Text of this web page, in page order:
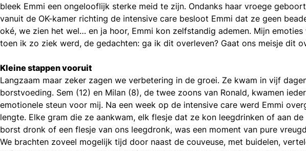
bleek Emmi een ongelooflijk sterke meid te zijn. Ondanks haar vroege
vanuit de OK-kamer richting de intensive care besloot Emmi dat ze geen
oké, we zien het wel… en ja hoor, Emmi kon zelfstandig ademen. Mijn
toen ik zo ziek werd, de gedachten: ga ik dit overleven? Gaat ons meisje dit
Kleine stappen vooruit
Langzaam maar zeker zagen we verbetering in de groei. Ze kwam in vijf
borstvoeding. Sem (12) en Milan (8), de twee zoons van Ronald, kwamen
emotionele steun voor mij. Na een week op de intensive care werd Emmi
lengte. Elke gram die ze aankwam, elk flesje dat ze kon leegdrinken of aan
borst dronk of een flesje van ons leegdronk, was een moment van pure
We brachten zoveel mogelijk tijd door naast de couveuse, met buidelen,